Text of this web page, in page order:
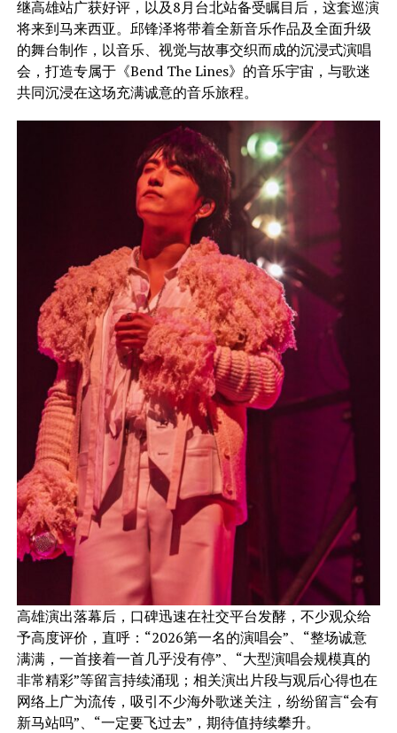
继高雄站广获好评，以及8月台北站备受瞩目后，这套巡演
将来到马来西亚。邱锋泽将带着全新音乐作品及全面升级
的舞台制作，以音乐、视觉与故事交织而成的沉浸式演唱
会，打造专属于《Bend The Lines》的音乐宇宙，与歌迷
共同沉浸在这场充满诚意的音乐旅程。
高雄演出落幕后，口碑迅速在社交平台发酵，不少观众给
予高度评价，直呼：“2026第一名的演唱会”、“整场诚意
满满，一首接着一首几乎没有停”、“大型演唱会规模真的
非常精彩”等留言持续涌现；相关演出片段与观后心得也在
网络上广为流传，吸引不少海外歌迷关注，纷纷留言“会有
新马站吗”、“一定要飞过去”，期待值持续攀升。